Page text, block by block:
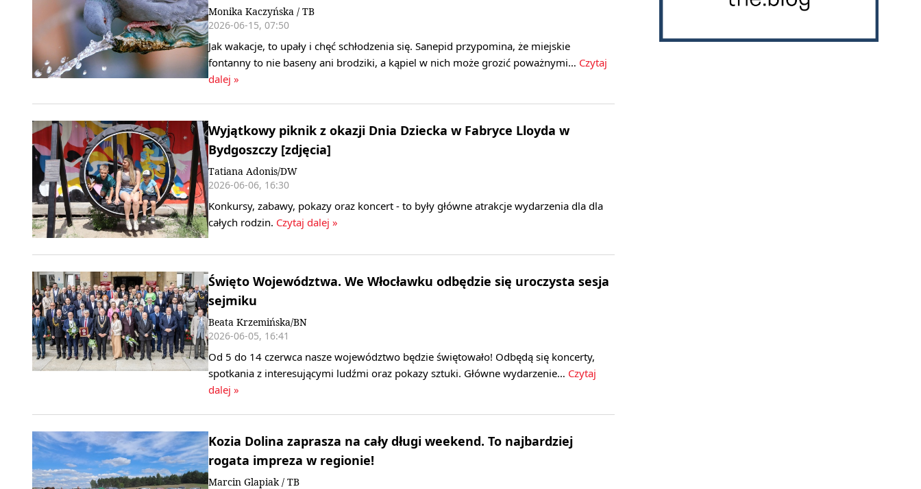
Monika Kaczyńska / TB
2026-06-15, 07:50
Jak wakacje, to upały i chęć schłodzenia się. Sanepid przypomina, że miejskie
fontanny to nie baseny ani brodziki, a kąpiel w nich może grozić poważnymi… Czytaj
dalej »
Wyjątkowy piknik z okazji Dnia Dziecka w Fabryce Lloyda w
Bydgoszczy [zdjęcia]
Tatiana Adonis/DW
2026-06-06, 16:30
Konkursy, zabawy, pokazy oraz koncert - to były główne atrakcje wydarzenia dla dla
całych rodzin. Czytaj dalej »
Święto Województwa. We Włocławku odbędzie się uroczysta sesja
sejmiku
Beata Krzemińska/BN
2026-06-05, 16:41
Od 5 do 14 czerwca nasze województwo będzie świętowało! Odbędą się koncerty,
spotkania z interesującymi ludźmi oraz pokazy sztuki. Główne wydarzenie… Czytaj
dalej »
Kozia Dolina zaprasza na cały długi weekend. To najbardziej
rogata impreza w regionie!
Marcin Glapiak / TB